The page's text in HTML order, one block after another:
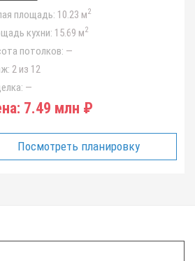
площадь: 10.23 м2
кухни: 15.69 м2
потолков: —
2 из 12
—
7.49 млн ₽
Посмотреть планировку